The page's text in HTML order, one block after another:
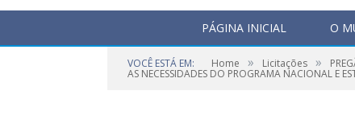
PÁGINA INICIAL O
VOCÊ ESTÁ EM: Home » Licitações »
AS NECESSIDADES DO PROGRAMA NACIONAL E